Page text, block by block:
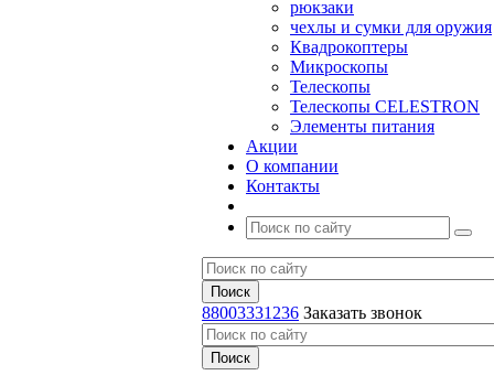
рюкзаки
чехлы и сумки для оружия
Квадрокоптеры
Микроскопы
Телескопы
Телескопы CELESTRON
Элементы питания
Акции
О компании
Контакты
88003331236 Заказать звонок